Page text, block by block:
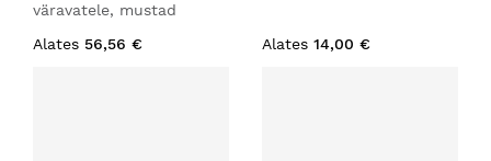
väravatele, mustad
Alates 56,56 € Alates 14,00 €